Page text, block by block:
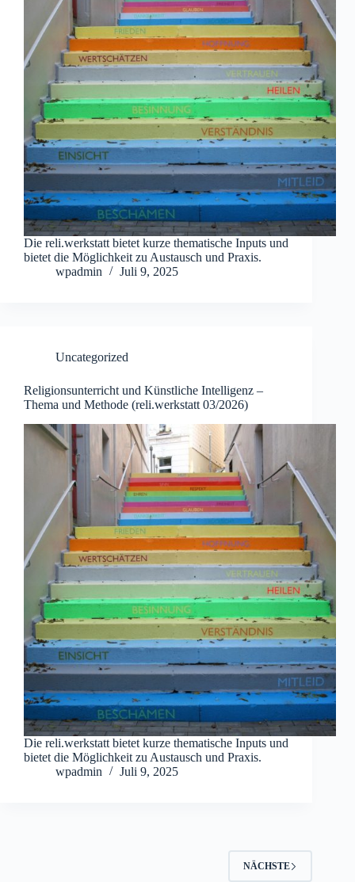
Die reli.werkstatt bietet kurze thematische Inputs und
bietet die Möglichkeit zu Austausch und Praxis.
wpadmin
Juli 9, 2025
Uncategorized
Religionsunterricht und Künstliche Intelligenz –
Thema und Methode (reli.werkstatt 03/2026)
Die reli.werkstatt bietet kurze thematische Inputs und
bietet die Möglichkeit zu Austausch und Praxis.
wpadmin
Juli 9, 2025
NÄCHSTE